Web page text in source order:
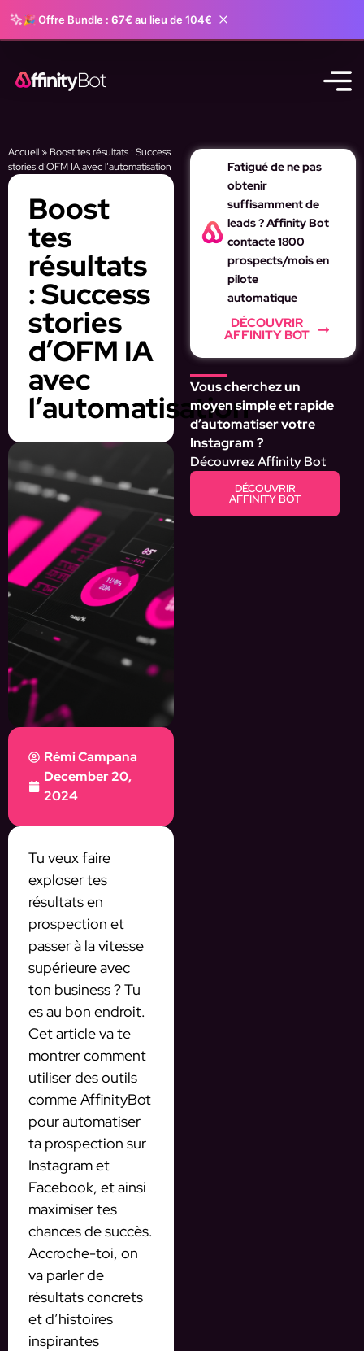
🎉 Offre Bundle : 67€ au lieu de 104€
Accueil» Boost tes résultats : Success
stories d’OFM IA avec l’automatisation
Boost
tes
résultats
: Success
stories
d’OFM IA
avec
l’automatisation
Rémi Campana
December 20,
2024
Tu veux faire
exploser tes
résultats en
prospection et
passer à la vitesse
supérieure avec
ton business ? Tu
es au bon endroit.
Cet article va te
montrer comment
utiliser des outils
comme AffinityBot
pour automatiser
ta prospection sur
Instagram et
Facebook, et ainsi
maximiser tes
chances de succès.
Accroche-toi, on
va parler de
résultats concrets
et d’histoires
inspirantes
Fatigué de ne pas
obtenir
suffisamment de
leads ? Affinity Bot
contacte 1800
prospects/mois en
pilote
automatique
DÉCOUVRIR
AFFINITY BOT
Vous cherchez un
moyen simple et rapide
d’automatiser votre
Instagram ?
Découvrez Affinity Bot
DÉCOUVRIR
AFFINITY BOT